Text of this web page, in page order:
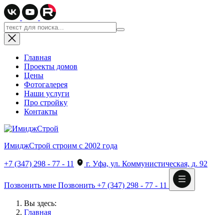
Главная
Проекты домов
Цены
Фотогалерея
Наши услуги
Про стройку
Контакты
ИмиджСтрой строим с 2002 года
+7 (347) 298 - 77 - 11 г. Уфа, ул. Коммунистическая, д. 92
Позвонить мне Позвонить +7 (347) 298 - 77 - 11
Вы здесь:
Главная